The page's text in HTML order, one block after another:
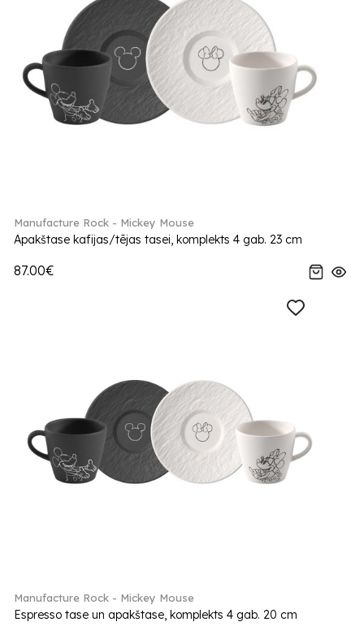
Manufacture Rock - Mickey Mouse
Apakštase kafijas/tējas tasei, komplekts 4 gab. 23 cm
87.00€
Manufacture Rock - Mickey Mouse
Espresso tase un apakštase, komplekts 4 gab. 20 cm